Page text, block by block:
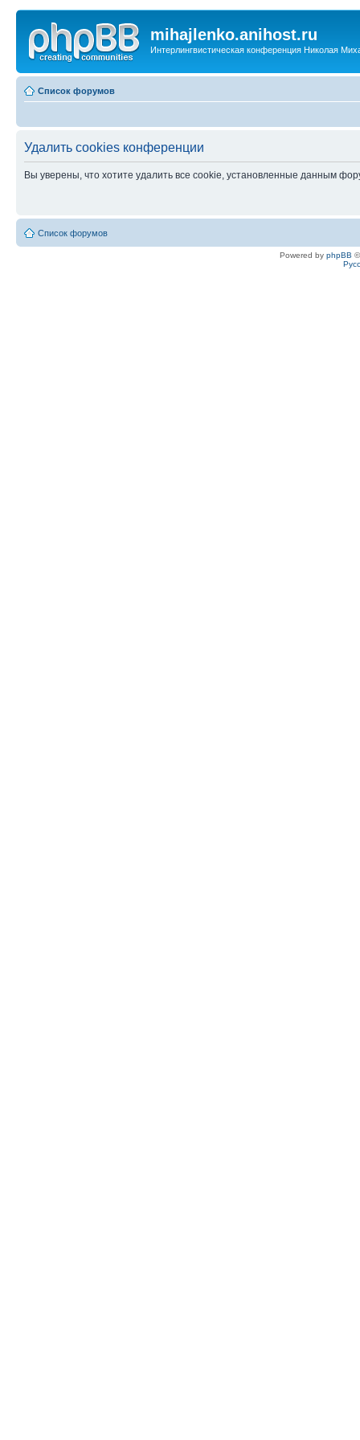
mihajlenko.anihost.ru
Интерлингвистическая конференция Николая
Список форумов
Удалить cookies конференции
Вы уверены, что хотите удалить все cookie, установленные данным
Список форумов
Powered by phpBB